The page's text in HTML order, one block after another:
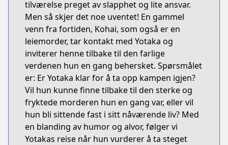
tilværelse preget av slapphet og lite ansvar.
Men så skjer det noe uventet! En gammel
venn fra fortiden, Kohai, som også er en
leiemorder, tar kontakt med Yotaka og
inviterer henne tilbake til den farlige
verdenen hun en gang behersket. Spørsmålet
er: Er Yotaka klar for å ta opp kampen igjen?
Vil hun kunne finne tilbake til den sterke og
fryktede morderen hun en gang var, eller vil
hun bli sittende fast i sitt nåværende liv? Med
en blanding av humor og alvor, følger vi
Yotakas reise når hun vurderer å ta steget